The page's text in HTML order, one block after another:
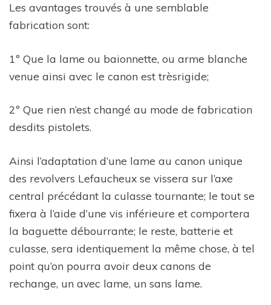
Les avantages trouvés à une semblable
fabrication sont:
1º Que la lame ou baionnette, ou arme blanche
venue ainsi avec le canon est trèsrigide;
2º Que rien n’est changé au mode de fabrication
desdits pistolets.
Ainsi l’adaptation d’une lame au canon unique
des revolvers Lefaucheux se vissera sur l’axe
central précédant la culasse tournante; le tout se
fixera à l’aide d’une vis inférieure et comportera
la baguette débourrante; le reste, batterie et
culasse, sera identiquement la même chose, à tel
point qu’on pourra avoir deux canons de
rechange, un avec lame, un sans lame.